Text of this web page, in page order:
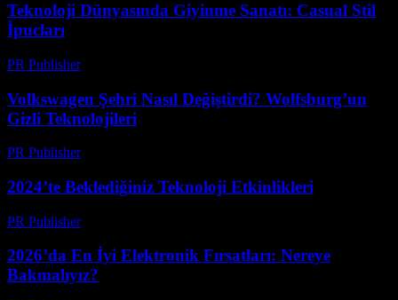
Teknoloji Dünyasında Giyinme Sanatı: Casual Stil
İpucları
PR Publisher-
Volkswagen Şehri Nasıl Değiştirdi? Wolfsburg’un
Gizli Teknolojileri
PR Publisher-
2024’te Beklediğiniz Teknoloji Etkinlikleri
PR Publisher-
2026’da En İyi Elektronik Fırsatları: Nereye
Bakmalıyız?